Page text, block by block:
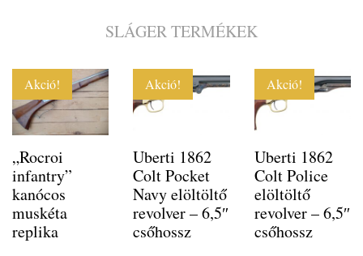
SLÁGER TERMÉKEK
Akció!
„Rocroi
infantry”
kanócos
muskéta
replika
Akció!
Uberti 1862
Colt Pocket
Navy elöltöltő
revolver – 6,5″
csőhossz
Akció!
Uberti 1862
Colt Police
elöltöltő
revolver – 6,5″
csőhossz